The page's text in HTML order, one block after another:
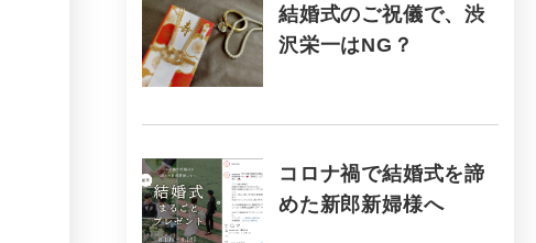
結婚式のご祝儀で、渋
沢栄一はNG？
コロナ禍で結婚式を諦
めた新郎新婦様へ